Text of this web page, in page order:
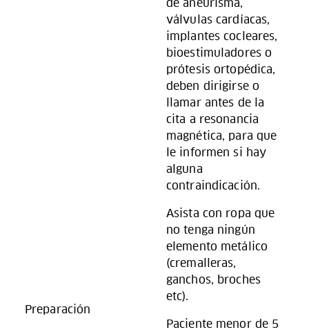
Preparación
de aneurisma,
válvulas cardíacas,
implantes cocleares,
bioestimuladores o
prótesis ortopédica,
deben dirigirse o
llamar antes de la
cita a resonancia
magnética, para que
le informen si hay
alguna
contraindicación.
Asista con ropa que
no tenga ningún
elemento metálico
(cremalleras,
ganchos, broches
etc).
Paciente menor de 5